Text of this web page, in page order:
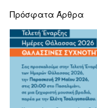
Πρόσφατα Άρθρα